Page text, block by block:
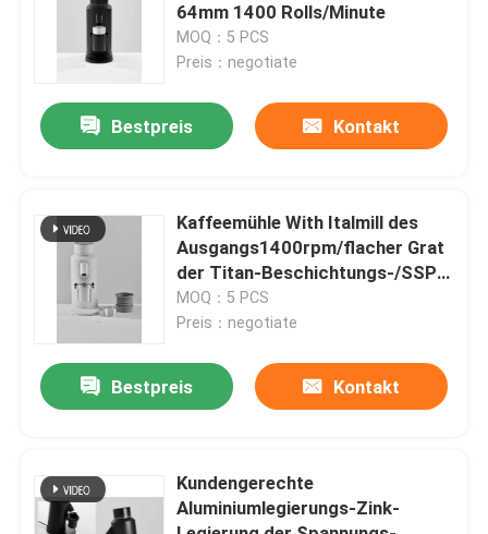
VR Show
Über uns
Qualitätskontrolle
Treten Sie mit uns in Verbindung
Fälle
Burr Coffee Grinder
64mm 1400 Rolls/Minute
MOQ：5 PCS
Preis：negotiate
Bestpreis Kontakt
Kaffeemühle With Italmill des
Ausgangs1400rpm/flacher Grat
der Titan-Beschichtungs-/SSP
des Blatt-64mm
MOQ：5 PCS
Preis：negotiate
Bestpreis Kontakt
Kundengerechte
Aluminiumlegierungs-Zink-